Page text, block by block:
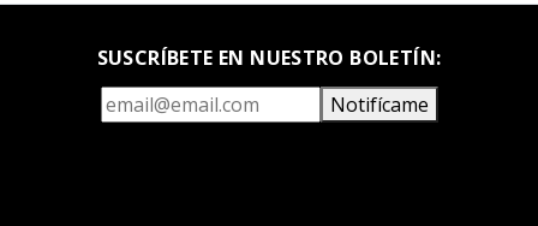
SUSCRÍBETE EN NUESTRO BOLETÍN:
Notifícame